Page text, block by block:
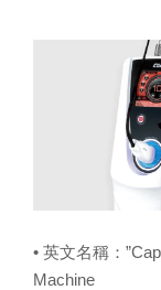
• 英文名稱：
Machine